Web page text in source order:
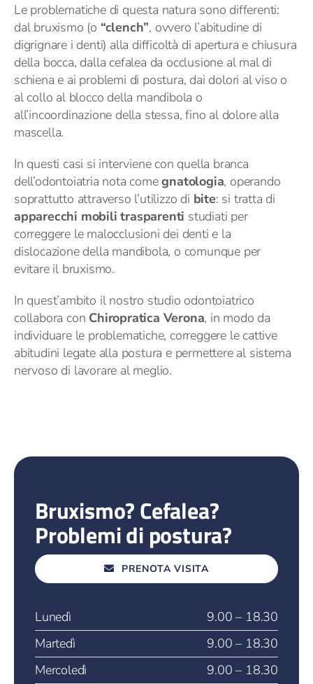
Le problematiche di questa natura sono differenti:
dal bruxismo (o “clench”, ovvero l’abitudine di
digrignare i denti) alla difficoltà di apertura e chiusura
della bocca, dalla cefalea da occlusione al mal di
schiena e ai problemi di postura, dai dolori al viso o
al collo al blocco della mandibola o
all’incoordinazione della stessa, fino al dolore alla
mascella.
In questi casi si interviene con quella branca
dell’odontoiatria nota comegnatologia, operando
soprattutto attraverso l’utilizzo di bite: si tratta di
apparecchi mobili trasparenti studiati per
correggere le malocclusioni dei denti e la
dislocazione della mandibola, o comunque per
evitare il bruxismo.
In quest’ambito il nostro studio odontoiatrico
collabora con Chiropratica Verona, in modo da
individuare le problematiche, correggere le cattive
abitudini legate alla postura e permettere al sistema
nervoso di lavorare al meglio.
Bruxismo? Cefalea?
Problemi di postura?
PRENOTA VISITA
Lunedì
9.00 – 18.30
Martedì
9.00 – 18.30
Mercoledì
9.00 – 18.30